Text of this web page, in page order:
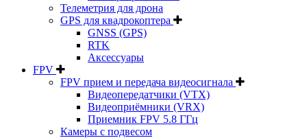
Телеметрия для дрона
GPS для квадрокоптера
GNSS (GPS)
RTK
Аксессуары
FPV
FPV прием и передача видеосигнала
Видеопередатчики (VTX)
Видеоприёмники (VRX)
Приемник FPV 5.8 ГГц
Камеры с подвесом